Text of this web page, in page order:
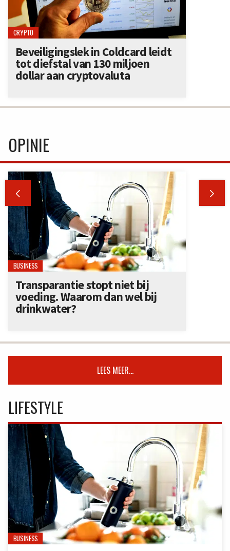
CRYPTO
Beveiligingslek in Coldcard leidt
tot diefstal van 130 miljoen
dollar aan cryptovaluta
OPINIE
 
BUSINESS
Transparantie stopt niet bij
voeding. Waarom dan wel bij
drinkwater?
LEES MEER...
LIFESTYLE
BUSINESS